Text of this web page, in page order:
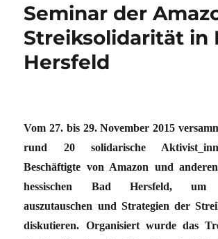
Seminar der
Streiksolidarität in
Hersfeld
Vom 27. bis 29. November 2015
rund 20 solidarische
Beschäftigte von Amazon und
hessischen Bad Hersfeld, um
auszutauschen und Strategien der
diskutieren. Organisiert wurde das